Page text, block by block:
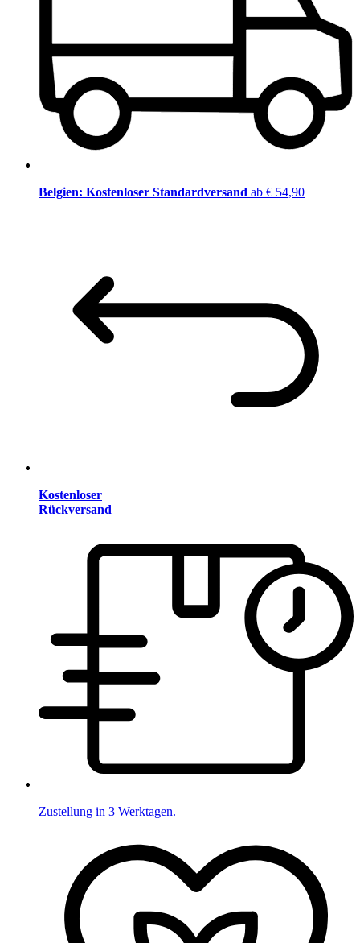
Belgien: Kostenloser Standardversand ab € 54,90
Kostenloser
Rückversand
Zustellung in 3 Werktagen.